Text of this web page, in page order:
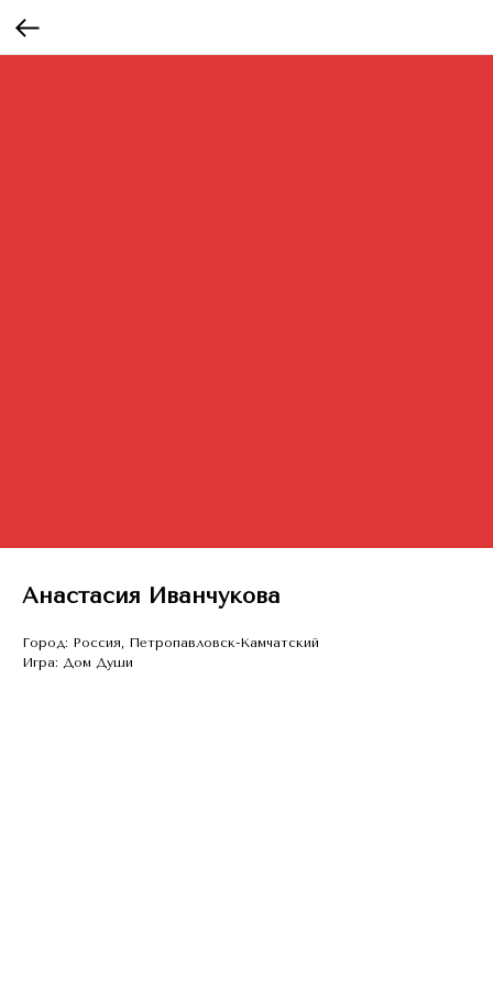
Анастасия Иванчукова
Город: Россия, Петропавловск-Камчатский
Игра: Дом Души